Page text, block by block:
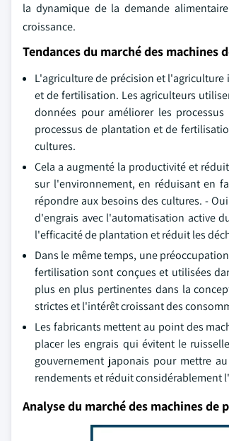
la dynamique de la demande
croissance.
Tendances du marché des
L'agriculture de précision et
et de fertilisation. Les agriculteurs
données pour améliorer les
processus de plantation et de
cultures.
Cela a augmenté la productivité et
sur l'environnement, en réduisant en
répondre aux besoins des cultures. -
d'engrais avec l'automatisation active
l'efficacité de plantation et réduit les
Dans le même temps, une
fertilisation sont conçues et utilisées
plus en plus pertinentes dans la
strictes et l'intérêt croissant des
Les fabricants mettent au point des
placer les engrais qui évitent le
gouvernement japonais pour mettre
rendements et réduit
Analyse du marché des machines